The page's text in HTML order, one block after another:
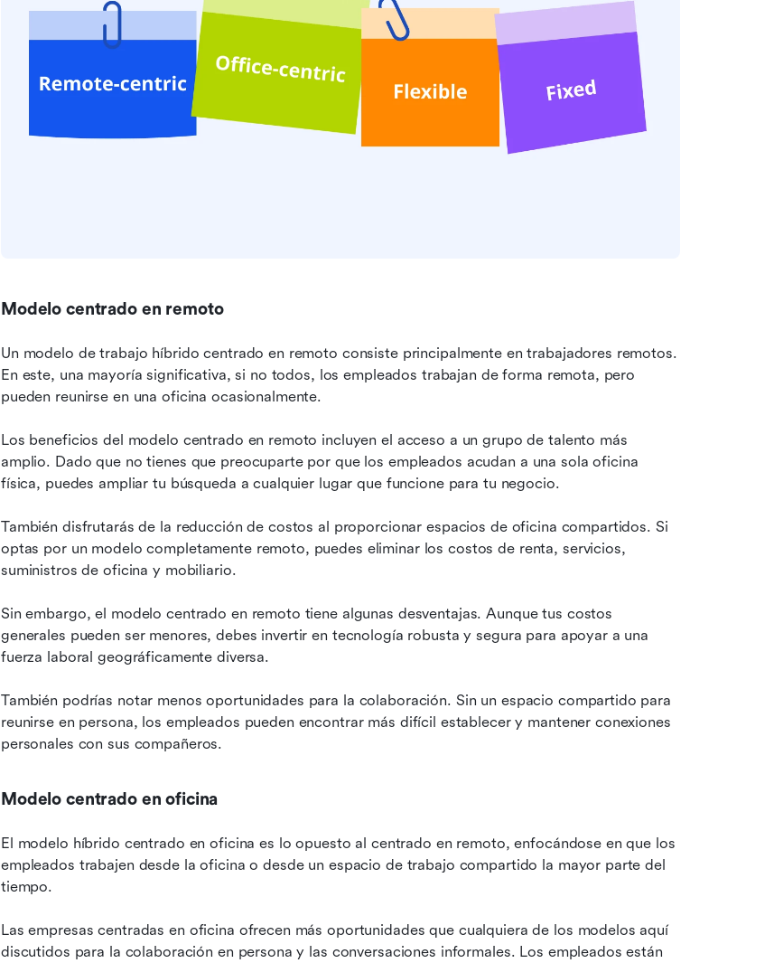
Modelo centrado en remoto
Un modelo de trabajo híbrido centrado en remoto consiste principalmente en trabajadores remotos.
En este, una mayoría significativa, si no todos, los empleados trabajan de forma remota, pero
pueden reunirse en una oficina ocasionalmente.
Los beneficios del modelo centrado en remoto incluyen el acceso a un grupo de talento más
amplio. Dado que no tienes que preocuparte por que los empleados acudan a una sola oficina
física, puedes ampliar tu búsqueda a cualquier lugar que funcione para tu negocio.
También disfrutarás de la reducción de costos al proporcionar espacios de oficina compartidos. Si
optas por un modelo completamente remoto, puedes eliminar los costos de renta, servicios,
suministros de oficina y mobiliario.
Sin embargo, el modelo centrado en remoto tiene algunas desventajas. Aunque tus costos
generales pueden ser menores, debes invertir en tecnología robusta y segura para apoyar a una
fuerza laboral geográficamente diversa.
También podrías notar menos oportunidades para la colaboración. Sin un espacio compartido para
reunirse en persona, los empleados pueden encontrar más difícil establecer y mantener conexiones
personales con sus compañeros.
Modelo centrado en oficina
El modelo híbrido centrado en oficina es lo opuesto al centrado en remoto, enfocándose en que los
empleados trabajen desde la oficina o desde un espacio de trabajo compartido la mayor parte del
tiempo.
Las empresas centradas en oficina ofrecen más oportunidades que cualquiera de los modelos aquí
discutidos para la colaboración en persona y las conversaciones informales. Los empleados están